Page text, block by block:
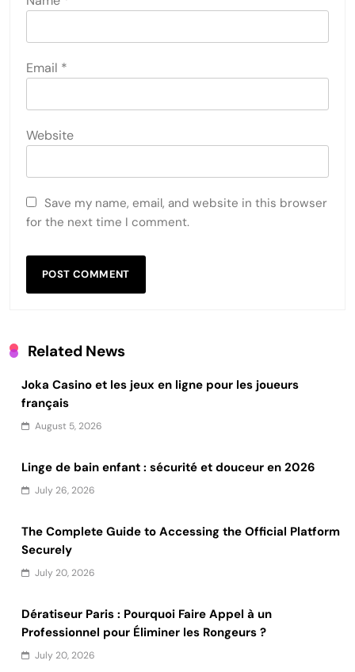
Email *
Website
Save my name, email, and website in this browser
for the next time I comment.
Related News
Joka Casino et les jeux en ligne pour les joueurs
français
August 5, 2026
Linge de bain enfant : sécurité et douceur en 2026
July 26, 2026
The Complete Guide to Accessing the Official Platform
Securely
July 20, 2026
Dératiseur Paris : Pourquoi Faire Appel à un
Professionnel pour Éliminer les Rongeurs ?
July 20, 2026